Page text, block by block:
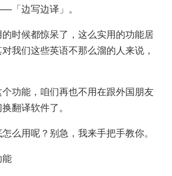
「边写边译」。
时候都惊呆了，这么实用的功能居
我们这些英语不那么溜的人来说，
功能，咱们再也不用在跟外国朋友
翻译软件了。
么用呢？别急，我来手把手教你。
能